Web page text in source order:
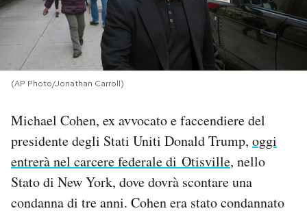
I MIEI PREFERITI
SHOP
CALENDARIO
AREA PERSONALE
Area Personale
(AP Photo/Jonathan Carroll)
Michael Cohen, ex avvocato e faccendiere del
presidente degli Stati Uniti Donald Trump, oggi
entrerà nel carcere federale di Otisville, nello
Stato di New York, dove dovrà scontare una
condanna di tre anni. Cohen era stato condannato